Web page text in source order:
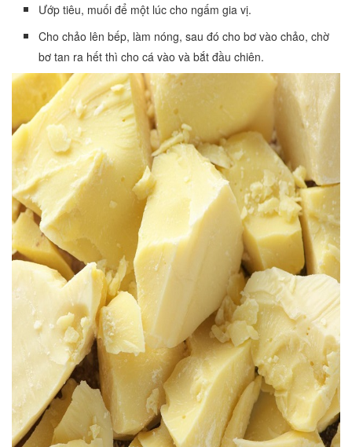
Ướp tiêu, muối để một lúc cho ngấm gia vị.
Cho chảo lên bếp, làm nóng, sau đó cho bơ vào chảo, chờ
bơ tan ra hết thì cho cá vào và bắt đầu chiên.